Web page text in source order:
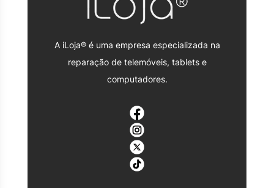
A iLoja® é uma empresa especializada na
reparação de telemóveis, tablets e
computadores.